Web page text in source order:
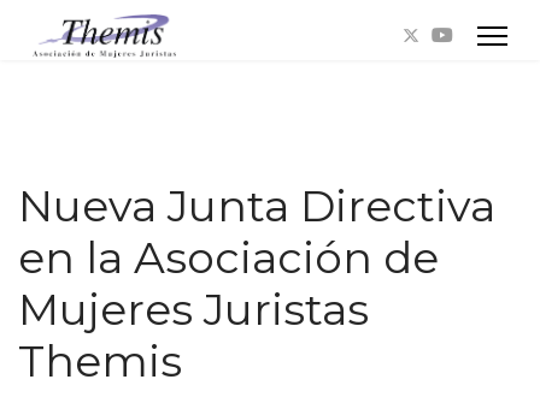
Nueva Junta Directiva
en la Asociación de
Mujeres Juristas
Themis